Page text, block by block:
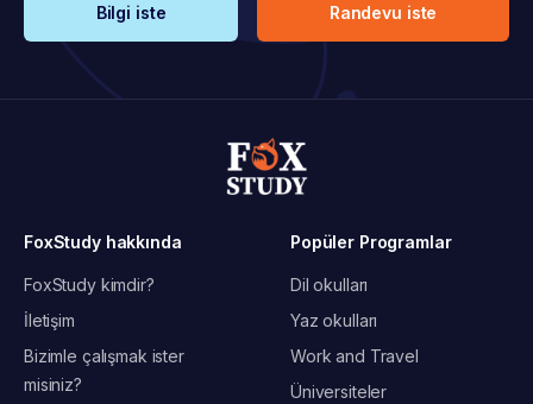
Bilgi iste Randevu iste
FoxStudy hakkında
FoxStudy kimdir?
İletişim
Bizimle çalışmak ister
misiniz?
Popüler Programlar
Dil okulları
Yaz okulları
Work and Travel
Üniversiteler